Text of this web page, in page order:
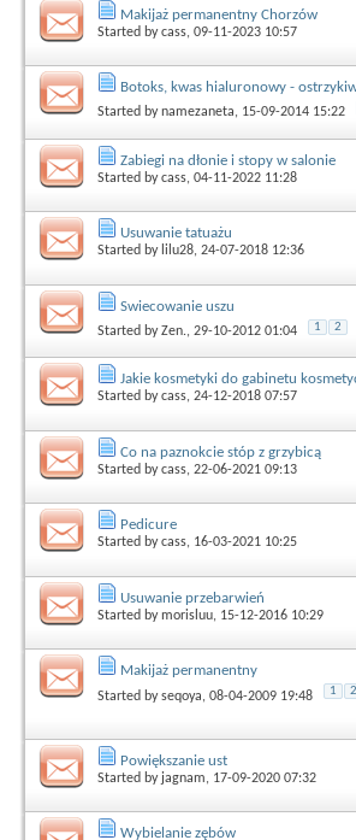
Makijaż permanentny Chorzów
Started bycass, 09-11-2023 10:57
Botoks, kwas hialuronowy -
Started bynamezaneta, 15-09-2014 15:22
Zabiegi na dłonie i stopy w salonie
Started bycass, 04-11-2022 11:28
Usuwanie tatuażu
Started by lilu28, 24-07-2018 12:36
Swiecowanie uszu
Started byZen., 29-10-2012 01:04 1 2
Jakie kosmetyki do gabinetu
Started bycass, 24-12-2018 07:57
Co na paznokcie stóp z grzybicą
Started bycass, 22-06-2021 09:13
Pedicure
Started bycass, 16-03-2021 10:25
Usuwanie przebarwień
Started bymorisluu, 15-12-2016 10:29
Makijaż permanentny
Started byseqoya, 08-04-2009 19:48 1 2
Powiększanie ust
Started by jagnam, 17-09-2020 07:32
Wybielanie zębów